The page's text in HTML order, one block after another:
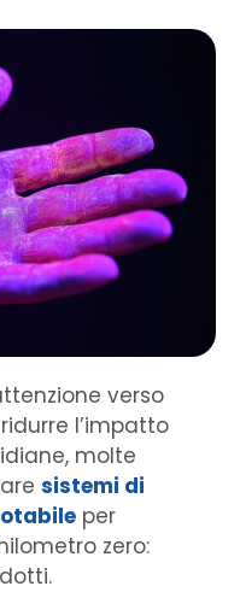
verso
l’impatto
molte
sistemi di
per
zero: